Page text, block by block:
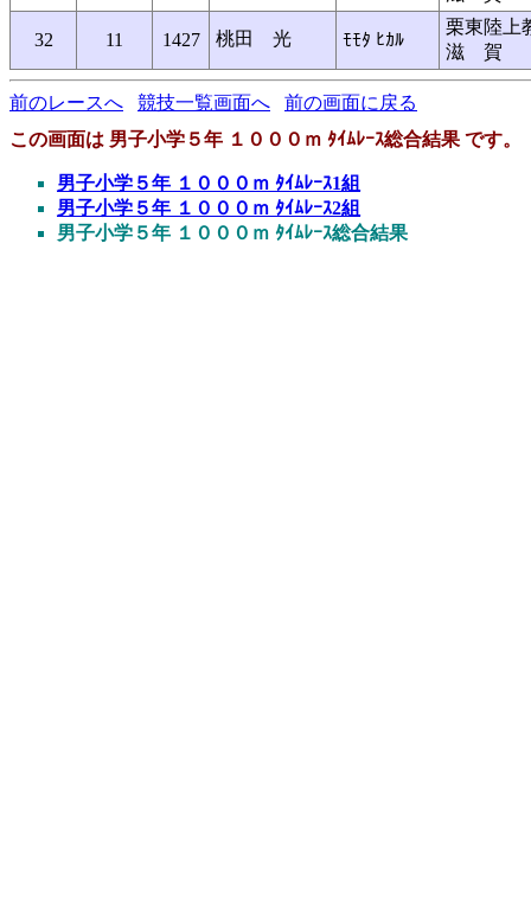
32 11 1427 桃田 光 ﾓﾓﾀ ﾋｶﾙ
栗東陸上
滋 賀
前のレースへ 競技一覧画面へ
前の画面に戻る
この画面は 男子小学５年 １０００ｍ ﾀｲﾑﾚｰｽ総合結果 です。
男子小学５年 １０００ｍ ﾀｲﾑﾚｰｽ1組
男子小学５年 １０００ｍ ﾀｲﾑﾚｰｽ2組
男子小学５年 １０００ｍ ﾀｲﾑﾚｰｽ総合結果